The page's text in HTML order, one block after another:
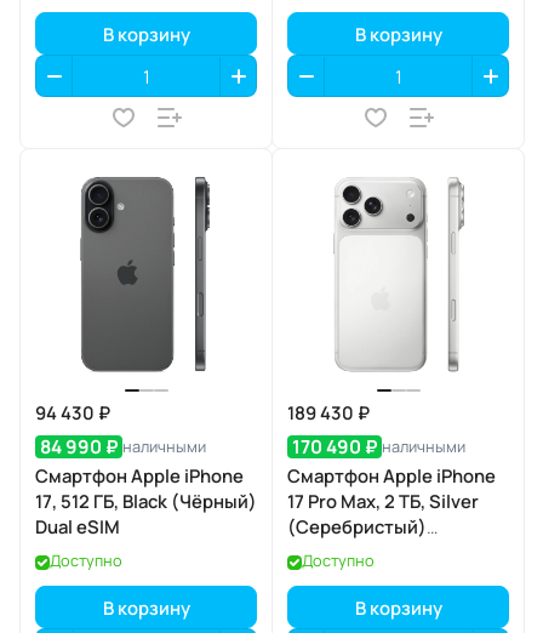
В корзину В корзину
94 430 ₽
84 990 ₽ наличными
Смартфон Apple iPhone
17, 512 ГБ, Black (Чёрный)
Dual eSIM
Доступно
В корзину
189 430 ₽
170 490 ₽ наличными
Смартфон Apple iPhone
17 Pro Max, 2 ТБ, Silver
(Серебристый)
SIM+eSIM
Доступно
В корзину